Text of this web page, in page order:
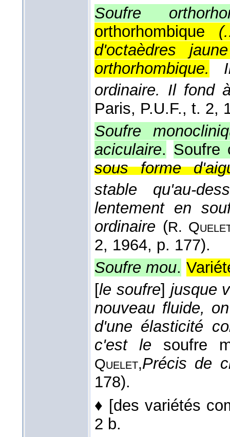
Soufre
orthorhombique
d'octaèdres
orthorhombique.
ordinaire. Il fond
Paris, P.U.F., t. 2,
Soufre
aciculaire. Soufre
sous forme
stable qu'au-
lentement en
ordinaire (R.
2, 1964, p. 177).
Soufre mou.
[le soufre] jusque
nouveau fluide,
d'une élasticité
c'est le soufre
Quelet,Précis de
178).
♦ [des variétés
2 b.